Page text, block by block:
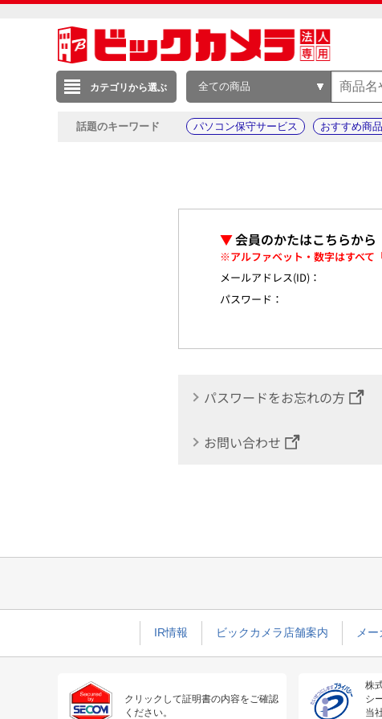
カテゴリから選ぶ 全ての商品
話題のキーワード パソコン保守サービス おすすめ商品
▼会員のかたはこちらから
※アルファベット・数字はすべて
メールアドレス(ID)：
パスワード：
パスワードをお忘れの方
お問い合わせ
IR情報 ビックカメラ店舗案内 メ
クリックして証明書の内容をご確認
ください。
株
シ
当